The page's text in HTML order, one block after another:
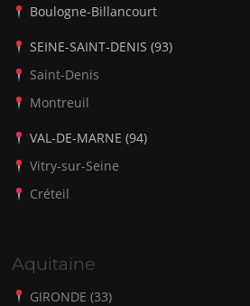
Boulogne-Billancourt
SEINE-SAINT-DENIS (93)
Saint-Denis
Montreuil
VAL-DE-MARNE (94)
Vitry-sur-Seine
Créteil
Aquitaine
GIRONDE (33)